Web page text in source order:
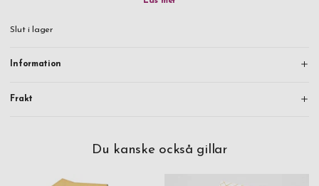
Locket är lätt att öppna och stänga i farten tack vare den smidiga
Go Cup med kaffe eller andra drycker – den håller värmen eller
Slut i lager
Information
Frakt
Du kanske också gillar